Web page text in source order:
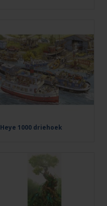
Heye 1000 driehoek